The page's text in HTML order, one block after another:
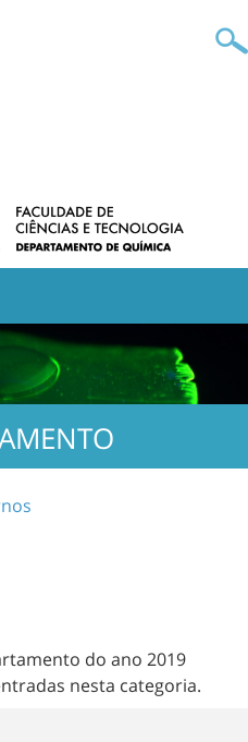
do ano 2019
nesta categoria.